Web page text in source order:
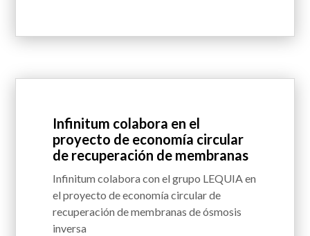
Infinitum colabora en el
proyecto de economía circular
de recuperación de membranas
Infinitum colabora con el grupo LEQUIA en
el proyecto de economía circular de
recuperación de membranas de ósmosis
inversa